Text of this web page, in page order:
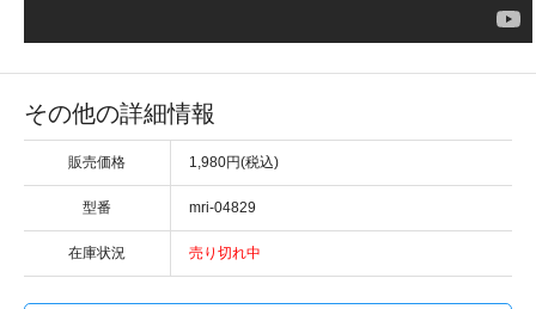
その他の詳細情報
販売価格 1,980円(税込)
型番 mri-04829
在庫状況 売り切れ中